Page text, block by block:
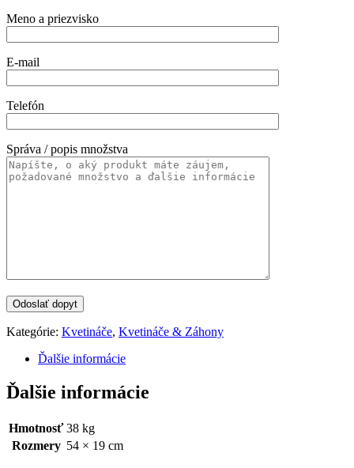
Meno a priezvisko
E-mail
Telefón
Správa / popis množstva
Kategórie: Kvetináče, Kvetináče & Záhony
Ďalšie informácie
Ďalšie informácie
Hmotnosť 38 kg
Rozmery 54 × 19 cm